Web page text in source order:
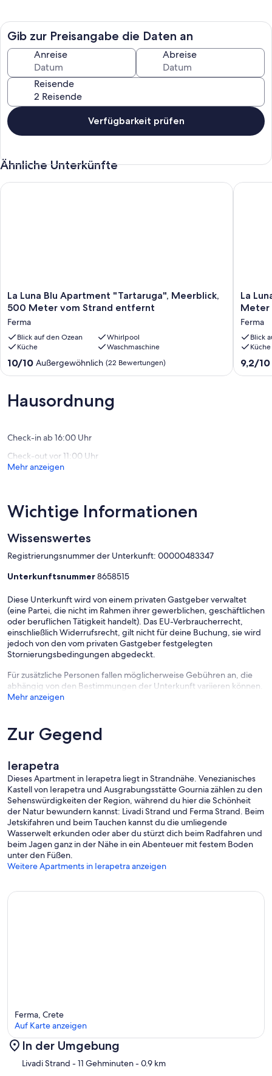
Gib zur Preisangabe die Daten an
Anreise Abreise
Reisende
Verfügbarkeit prüfen
Ähnliche Unterkünfte
La
Luna
Apartment
"Tartaruga",
Meerblick,
500
Meter
Strand
entfernt
La Luna Blu Apartment "Tartaruga", Meerblick,
500 Meter vom Strand entfernt
Ferma
Blick auf den Ozean
Whirlpool
Küche
Waschmaschine
10.0
von
Außergewöhnlich,
(22
10/10 Außergewöhnlich (22 Bewertungen)
La Luna Blu Apartment "Tartaruga", Meerblick, 500 Meter
La
Luna
"Sole",
500
Meter
La
Meter
Ferma
Blick
Küche
9.2
von
9,2/10
La
Hausordnung
Check-in ab 16:00 Uhr
Check-out vor 11:00 Uhr
Mehr anzeigen
Wichtige Informationen
Wissenswertes
Registrierungsnummer der Unterkunft: 00000483347
Unterkunftsnummer8658515
Diese Unterkunft wird von einem privaten Gastgeber verwaltet
(eine Partei, die nicht im Rahmen ihrer gewerblichen, geschäftlichen
oder beruflichen Tätigkeit handelt). Das EU-Verbraucherrecht,
einschließlich Widerrufsrecht, gilt nicht für deine Buchung, sie wird
jedoch von den vom privaten Gastgeber festgelegten
Stornierungsbedingungen abgedeckt.
Für zusätzliche Personen fallen möglicherweise Gebühren an, die
abhängig von den Bestimmungen der Unterkunft variieren können.
Mehr anzeigen
Zur Gegend
Ierapetra
Dieses Apartment in Ierapetra liegt in Strandnähe. Venezianisches
Kastell von Ierapetra und Ausgrabungsstätte Gournia zählen zu den
Sehenswürdigkeiten der Region, während du hier die Schönheit
der Natur bewundern kannst: Livadi Strand und Ferma Strand. Beim
Jetskifahren und beim Tauchen kannst du die umliegende
Wasserwelt erkunden oder aber du stürzt dich beim Radfahren und
beim Jagen ganz in der Nähe in ein Abenteuer mit festem Boden
unter den Füßen.
Weitere Apartments in Ierapetra anzeigen
Karte
Ferma, Crete
Auf Karte anzeigen
In der Umgebung
Livadi Strand - 11 Gehminuten- 0.9 km